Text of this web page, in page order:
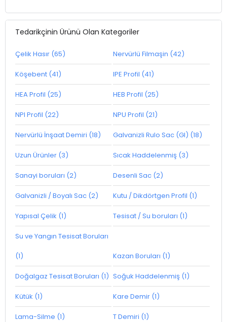
Tedarikçinin Ürünü Olan Kategoriler
Çelik Hasır (65) Nervürlü Filmaşin (42)
Köşebent (41) IPE Profil (41)
HEA Profil (25) HEB Profil (25)
NPI Profil (22) NPU Profil (21)
Nervürlü İnşaat Demiri (18) Galvanizli Rulo Sac (GI) (18)
Uzun Ürünler (3) Sıcak Haddelenmiş (3)
Sanayi boruları (2) Desenli Sac (2)
Galvanizli / Boyalı Sac (2) Kutu / Dikdörtgen Profil (1)
Yapısal Çelik (1) Tesisat / Su boruları (1)
Su ve Yangın Tesisat Boruları
(1) Kazan Boruları (1)
Doğalgaz Tesisat Boruları (1) Soğuk Haddelenmiş (1)
Kütük (1) Kare Demir (1)
Lama-Silme (1) T Demiri (1)